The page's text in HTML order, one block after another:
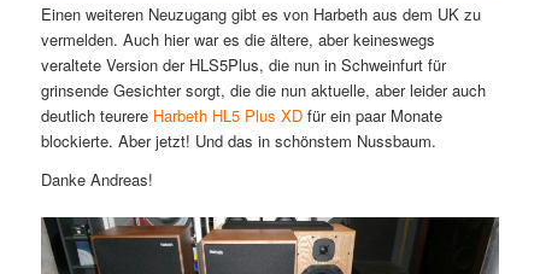
Einen weiteren Neuzugang gibt es von Harbeth aus dem UK zu
vermelden. Auch hier war es die ältere, aber keineswegs
veraltete Version der HLS5Plus, die nun in Schweinfurt für
grinsende Gesichter sorgt, die die nun aktuelle, aber leider auch
deutlich teurere Harbeth HL5 Plus XDfür ein paar Monate
blockierte. Aber jetzt! Und das in schönstem Nussbaum.
Danke Andreas!